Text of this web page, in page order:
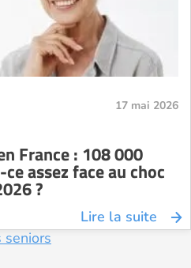
location Orléans
la location Perpignan
la location Reims
location Rennes
location Strasbourg17 mai 2026
France : 108 000
assez face au choc
?
Lire la suite
seniors